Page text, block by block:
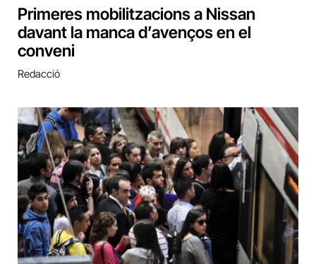
Primeres mobilitzacions a Nissan
davant la manca d’avenços en el
conveni
Redacció